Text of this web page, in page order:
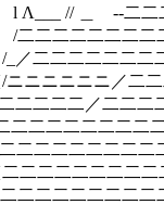
二二二
二二二
二二二
二二二二
二二二√
二二二.√
二二 √二
二二二-√
二二二 √